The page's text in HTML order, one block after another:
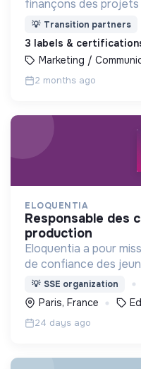
finançons des
les budgets médias
💡 Transition partners
3 labels &
Marketing /
2 months ago
ELOQUENTIA
responsable des concours et de la
production
Eloquentia a pour
de confiance des
porter leurs voix et
formés/an, 36
bénévoles.
💡 SSE organization
Paris, France
24 days ago